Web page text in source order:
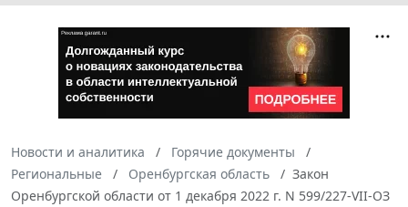
Новости и аналитика
Горячие документы
Региональные
Оренбургская область
Закон
Оренбургской области от 1 декабря 2022 г. N 599/227-VII-ОЗ